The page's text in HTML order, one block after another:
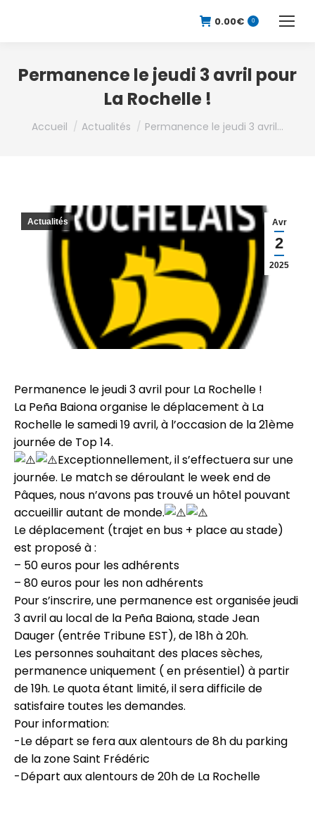
0.00€ 0
Permanence le jeudi 3 avril pour
La Rochelle !
Vous êtes ici :
Accueil Actualités Permanence le jeudi 3 avril…
Avr
2
2025
Actualités
Permanence le jeudi 3 avril pour La Rochelle !
La Peña Baiona organise le déplacement à La
Rochelle le samedi 19 avril, à l’occasion de la 21ème
journée de Top 14.
Exceptionnellement, il s’effectuera sur une
journée. Le match se déroulant le week end de
Pâques, nous n’avons pas trouvé un hôtel pouvant
accueillir autant de monde.
Le déplacement (trajet en bus + place au stade)
est proposé à :
– 50 euros pour les adhérents
– 80 euros pour les non adhérents
Pour s’inscrire, une permanence est organiséejeudi
3 avrilau local de la Peña Baiona, stade Jean
Dauger (entrée Tribune EST),de 18h à 20h.
Les personnes souhaitant des places sèches,
permanence uniquement ( en présentiel) à partir
de 19h. Le quota étant limité, il sera difficile de
satisfaire toutes les demandes.
Pour information:
-Le départ se feraaux alentours de 8hdu parking
de la zone Saint Frédéric
-Départ aux alentours de 20hde La Rochelle